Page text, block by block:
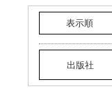
表示順
出版社